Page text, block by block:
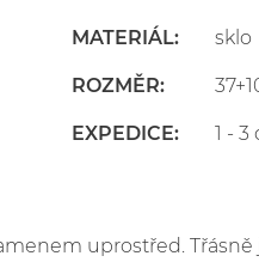
MATERIÁL: sklo
ROZMĚR:
EXPEDICE: 1 - 3
uprostřed. Třásně